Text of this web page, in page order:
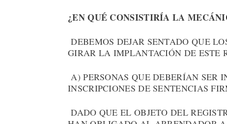
¿EN QUÉ CONSISTIRÍA LA
DEBEMOS DEJAR SENTADO QUE
GIRAR LA IMPLANTACIÓN DE ESTE
A) PERSONAS QUE DEBERÍAN SER
INSCRIPCIONES DE SENTENCIAS
DADO QUE EL OBJETO DEL